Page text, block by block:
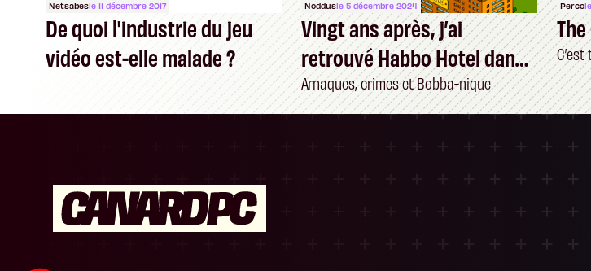
Netsabesle 11 décembre 2017
De quoi l'industrie du jeu
vidéo est-elle malade ?
Noddusle 5 décembre 2024
Vingt ans après, j’ai
retrouvé Habbo Hotel dans
son jus
Arnaques, crimes et Bobba-nique
Perco